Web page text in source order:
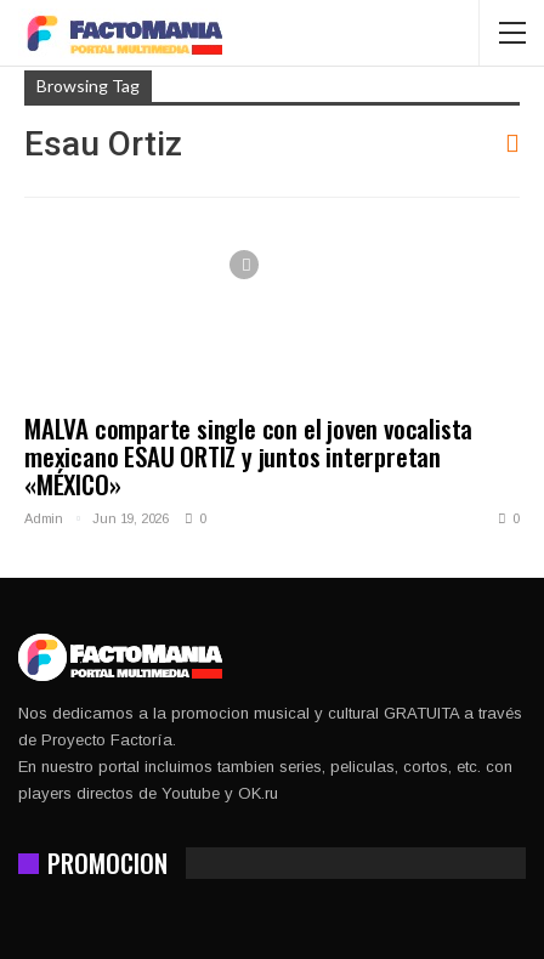
Browsing Tag
Esau Ortiz
MALVA comparte single con el joven vocalista
mexicano ESAU ORTIZ y juntos interpretan
«MÉXICO»
Admin Jun 19, 2026 0 0
Nos dedicamos a la promocion musical y cultural GRATUITA a través
de Proyecto Factoría.
En nuestro portal incluimos tambien series, peliculas, cortos, etc. con
players directos de Youtube y OK.ru
PROMOCION